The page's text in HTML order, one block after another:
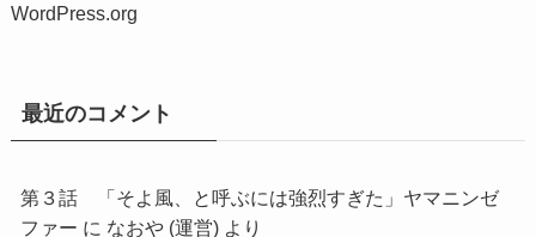
WordPress.org
最近のコメント
第３話 「そよ風、と呼ぶには強烈すぎた」ヤマニンゼ
ファー に なおや (運営)より